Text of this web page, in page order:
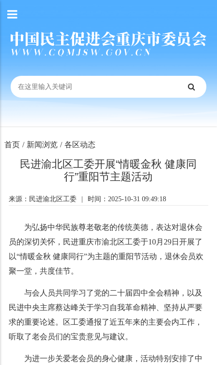
首页 / 新闻浏览 / 各区动态
民进渝北区工委开展“情暖金秋 健康同
行”重阳节主题活动
来源：民进渝北区工委 时间：2025-10-31 09:49:18
为弘扬中华民族尊老敬老的传统美德，表达对退休会
员的深切关怀，民进重庆市渝北区工委于10月29日开展了
以“情暖金秋 健康同行”为主题的重阳节活动，退休会员欢
聚一堂，共度佳节。
与会人员共同学习了党的二十届四中全会精神，以及
民进中央主席蔡达峰关于学习自我革命精神、坚持从严要
求的重要论述。区工委通报了近五年来的主要会内工作，
听取了老会员们的宝贵意见与建议。
为进一步关爱老会员的身心健康，活动特别安排了中